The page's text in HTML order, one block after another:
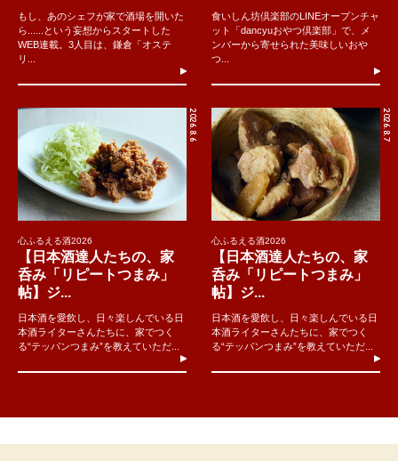
もし、あのシェフが家で酒場を開いた
ら......という妄想からスタートした
WEB連載。3人目は、鎌倉「オステ
リ...
食いしん坊倶楽部のLINEオープンチャ
ット「dancyuおやつ倶楽部」で、メ
ンバーから寄せられた美味しいおや
つ...
2026.8.6
心ふるえる酒2026
【日本酒達人たちの、家
呑み「リピートつまみ」
帖】ジ...
日本酒を愛飲し、日々楽しんでいる日
本酒ライターさんたちに、家でつく
る“テッパンつまみ”を教えていただ...
2026.8.7
心ふるえる酒2026
【日本酒達人たちの、家
呑み「リピートつまみ」
帖】ジ...
日本酒を愛飲し、日々楽しんでいる日
本酒ライターさんたちに、家でつく
る“テッパンつまみ”を教えていただ...